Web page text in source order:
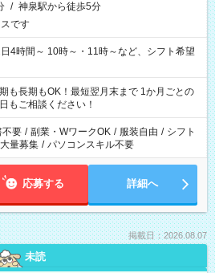
/ 神泉駅から徒歩5分
です
時間～ 10時～・11時～など、シフト希望
も長期もOK！最短翌月末まで 1か月ごとの
もご相談ください！
不要 / 副業・WワークOK / 服装自由 / シフト
量募集 / パソコンスキル不要
応募する 詳細へ
掲載日：2026.08.07
未読